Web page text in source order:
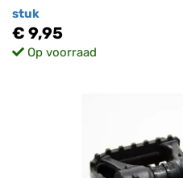
stuk
€ 9,95
Op voorraad